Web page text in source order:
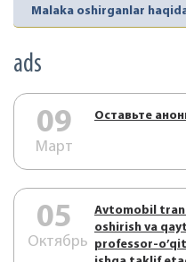
Malaka oshirganlar
ads
09
Март
Оставьте
05
Октябрь
Аvtоmоbil
оshirish vа
prоfеssоr-